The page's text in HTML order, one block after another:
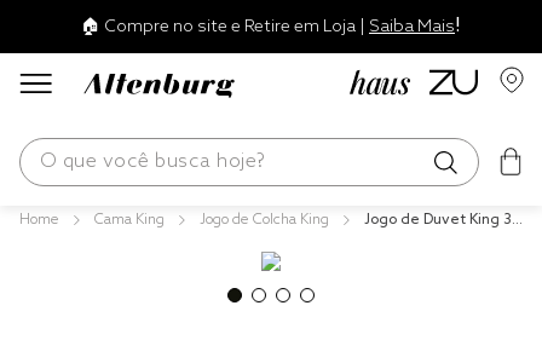
🏠 Compre no site e Retire em Loja | Saiba Mais!
O que você busca hoje?
Cama King Jogo de Colcha King
Jogo de Duvet King 3